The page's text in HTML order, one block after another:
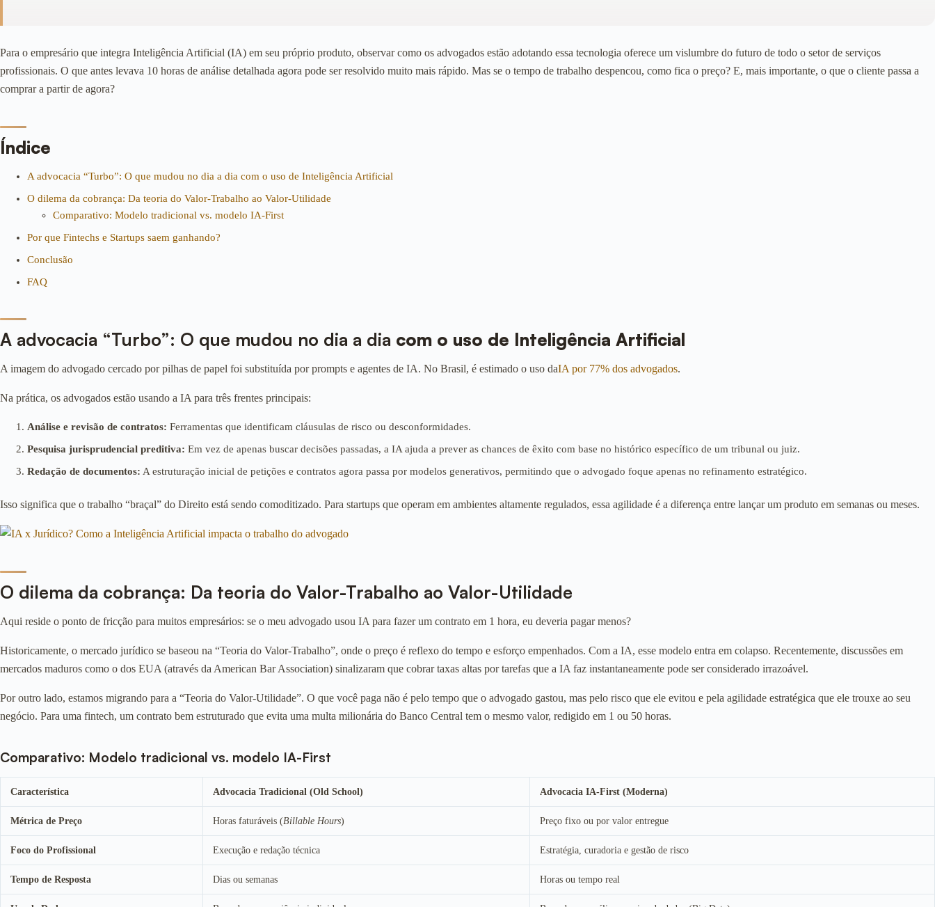
Para o empresário que integra Inteligência Artificial (IA) em seu próprio produto, observar como os advogados estão adotando essa tecnologia oferece um vislumbre do futuro de todo o setor de serviços
profissionais. O que antes levava 10 horas de análise detalhada agora pode ser resolvido muito mais rápido. Mas se o tempo de trabalho despencou, como fica o preço? E, mais importante, o que o cliente passa a
comprar a partir de agora?
Índice
A advocacia “Turbo”: O que mudou no dia a dia com o uso de Inteligência Artificial
O dilema da cobrança: Da teoria do Valor-Trabalho ao Valor-Utilidade
Comparativo: Modelo tradicional vs. modelo IA-First
Por que Fintechs e Startups saem ganhando?
Conclusão
FAQ
A advocacia “Turbo”: O que mudou no dia a dia com o uso de Inteligência Artificial
A imagem do advogado cercado por pilhas de papel foi substituída por prompts e agentes de IA. No Brasil, é estimado o uso daIA por 77% dos advogados.
Na prática, os advogados estão usando a IA para três frentes principais:
Análise e revisão de contratos: Ferramentas que identificam cláusulas de risco ou desconformidades.
Pesquisa jurisprudencial preditiva: Em vez de apenas buscar decisões passadas, a IA ajuda a prever as chances de êxito com base no histórico específico de um tribunal ou juiz.
Redação de documentos: A estruturação inicial de petições e contratos agora passa por modelos generativos, permitindo que o advogado foque apenas no refinamento estratégico.
Isso significa que o trabalho “braçal” do Direito está sendo comoditizado. Para startups que operam em ambientes altamente regulados, essa agilidade é a diferença entre lançar um produto em semanas ou meses.
O dilema da cobrança: Da teoria do Valor-Trabalho ao Valor-Utilidade
Aqui reside o ponto de fricção para muitos empresários: se o meu advogado usou IA para fazer um contrato em 1 hora, eu deveria pagar menos?
Historicamente, o mercado jurídico se baseou na “Teoria do Valor-Trabalho”, onde o preço é reflexo do tempo e esforço empenhados. Com a IA, esse modelo entra em colapso. Recentemente, discussões em
mercados maduros como o dos EUA (através da American Bar Association) sinalizaram que cobrar taxas altas por tarefas que a IA faz instantaneamente pode ser considerado irrazoável.
Por outro lado, estamos migrando para a “Teoria do Valor-Utilidade”. O que você paga não é pelo tempo que o advogado gastou, mas pelo risco que ele evitou e pela agilidade estratégica que ele trouxe ao seu
negócio. Para uma fintech, um contrato bem estruturado que evita uma multa milionária do Banco Central tem o mesmo valor, redigido em 1 ou 50 horas.
Comparativo: Modelo tradicional vs. modelo IA-First
Característica Advocacia Tradicional (Old School) Advocacia IA-First (Moderna)
Métrica de Preço Horas faturáveis (Billable Hours) Preço fixo ou por valor entregue
Foco do Profissional Execução e redação técnica Estratégia, curadoria e gestão de risco
Tempo de Resposta Dias ou semanas Horas ou tempo real